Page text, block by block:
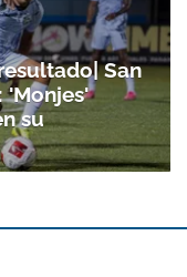
San
'Monjes'
su